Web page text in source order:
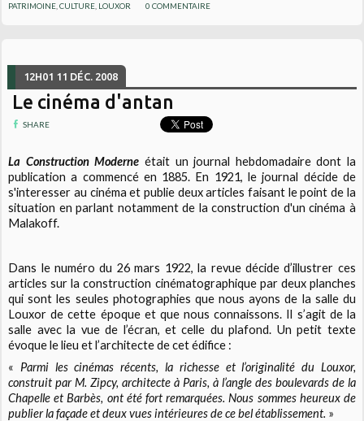
PATRIMOINE ,CULTURE LOUXOR 0 COMMENTAIRE
12H01 11 DÉC. 2008
Le cinéma d'antan
SHARE
La Construction Moderne était un journal hebdomadaire dont la
publication a commencé en 1885. En 1921, le journal décide de
s'interesser au cinéma et publie deux articles faisant le point de la
situation en parlant notamment de la construction d'un cinéma à
Malakoff.
Dans le numéro du 26 mars 1922, la revue décide d’illustrer ces
articles sur la construction cinématographique par deux planches
qui sont les seules photographies que nous ayons de la salle du
Louxor de cette époque et que nous connaissons. Il s’agit de la
salle avec la vue de l’écran, et celle du plafond. Un petit texte
évoque le lieu et l’architecte de cet édifice :
« Parmi les cinémas récents, la richesse et l’originalité du Louxor,
construit par M. Zipcy, architecte à Paris, à l’angle des boulevards de la
Chapelle et Barbès, ont été fort remarquées. Nous sommes heureux de
publier la façade et deux vues intérieures de ce bel établissement. »